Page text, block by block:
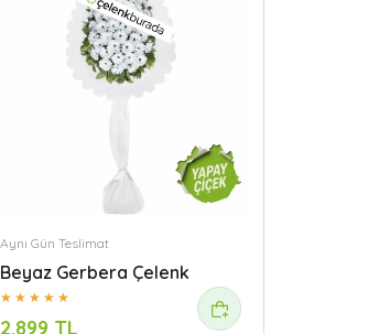
Aynı Gün Teslimat
Beyaz Gerbera Çelenk
2.899 TL